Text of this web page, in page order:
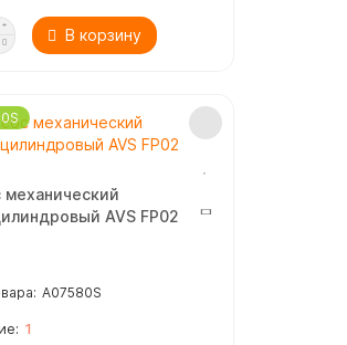
В корзину
механический
AVS FP02
A07580S
1